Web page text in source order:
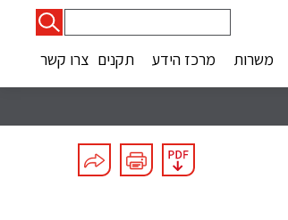
משרות מרכז הידע תקנים צרו קשר